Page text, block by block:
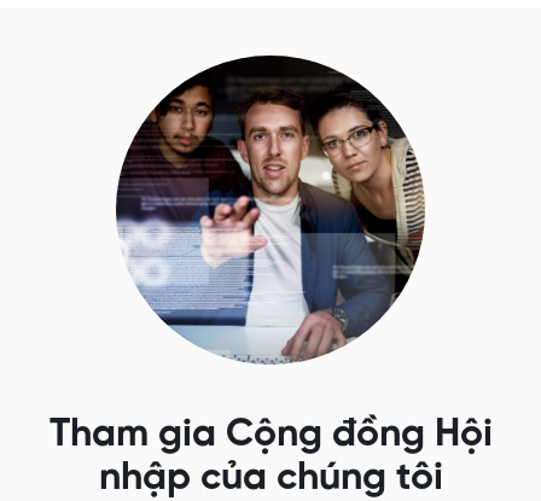
Tham gia Cộng đồng Hội
nhập của chúng tôi